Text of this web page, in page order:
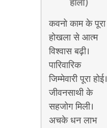
होला)
कवनो काम के पूरा
होखला से आत्म
विश्वास बढ़ी।
पारिवारिक
जिम्मेवारी पूरा होई।
जीवनसाथी के
सहजोग मिली।
अचके धन लाभ